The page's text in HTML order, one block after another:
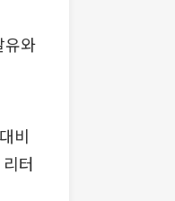
유와
비
터